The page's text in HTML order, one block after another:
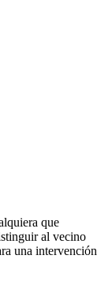
que
al vecino
una intervención